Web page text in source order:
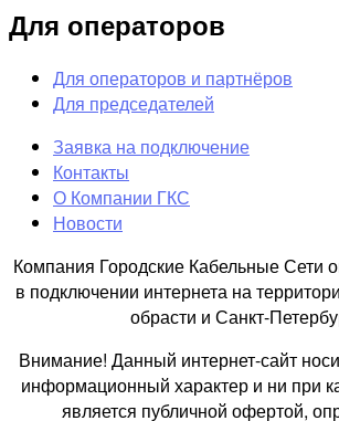
Для операторов
Для операторов и партнёров
Для председателей
Заявка на подключение
Контакты
О Компании ГКС
Новости
Компания Городские Кабельные Сети
в подключении интернета на
обрасти и Санкт-
Внимание! Данный интернет-сайт
информационный характер и ни при
является публичной офертой,